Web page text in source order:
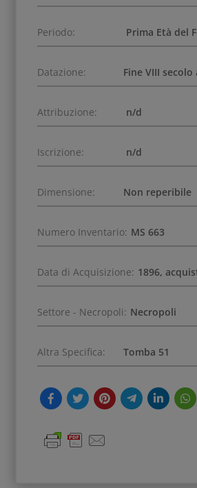
Periodo: Prima Età del
Datazione: Fine VIII secolo
Attribuzione: n/d
Iscrizione: n/d
Dimensione: Non reperibile
Numero Inventario: MS 663
Data di Acquisizione: 1896,
Settore - Necropoli: Necropoli
Altra Specifica: Tomba 51